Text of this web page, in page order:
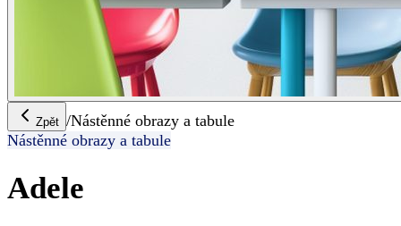
Zpět /Nástěnné obrazy a tabule
Nástěnné obrazy a tabule
Adele